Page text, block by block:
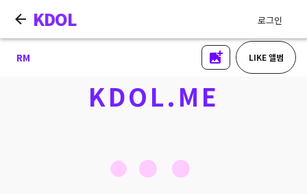
KDOL 로그인
RM LIKE 앨범
KDOL.ME